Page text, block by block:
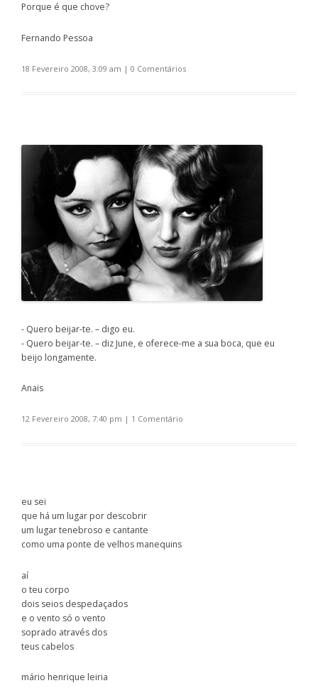
Porque é que chove?
Fernando Pessoa
18 Fevereiro 2008, 3:09 am | 0 Comentários
- Quero beijar-te. – digo eu.
- Quero beijar-te. – diz June, e oferece-me a sua boca, que eu
beijo longamente.
Anaïs
12 Fevereiro 2008, 7:40 pm | 1 Comentário
eu sei
que há um lugar por descobrir
um lugar tenebroso e cantante
como uma ponte de velhos manequins
aí
o teu corpo
dois seios despedaçados
e o vento só o vento
soprado através dos
teus cabelos
mário henrique leiria